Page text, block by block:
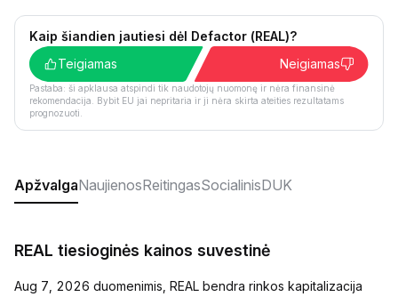
Kaip šiandien jautiesi dėl Defactor (REAL)?
Teigiamas
Neigiamas
Pastaba: ši apklausa atspindi tik naudotojų nuomonę ir nėra finansinė
rekomendacija. Bybit EU jai nepritaria ir ji nėra skirta ateities rezultatams
prognozuoti.
ApžvalgaNaujienosReitingasSocialinisDUK
REAL tiesioginės kainos suvestinė
Aug 7, 2026 duomenimis, REAL bendra rinkos kapitalizacija